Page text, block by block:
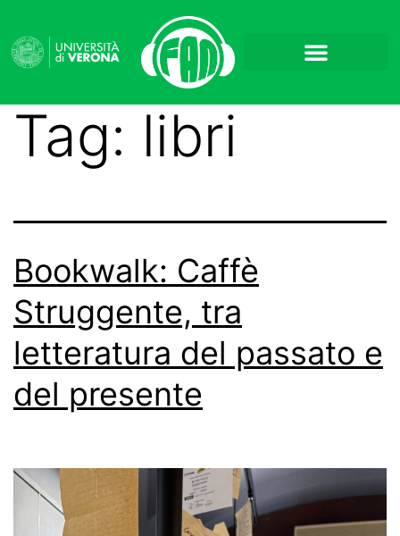
Tag: libri
Bookwalk: Caffè
Struggente, tra
letteratura del passato e
del presente